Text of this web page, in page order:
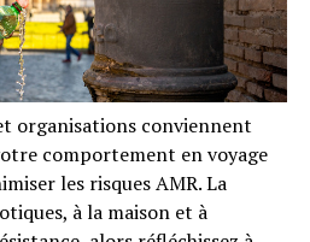
organisations conviennent
comportement en voyage
les risques AMR. La
à la maison et à